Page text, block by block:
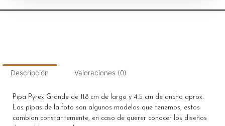
Descripción Valoraciones (0)
Pipa Pyrex Grande de 11.8 cm de largo y 4.5 cm de ancho aprox.
Las pipas de la foto son algunos modelos que tenemos, estos
cambian constantemente, en caso de querer conocer los diseños